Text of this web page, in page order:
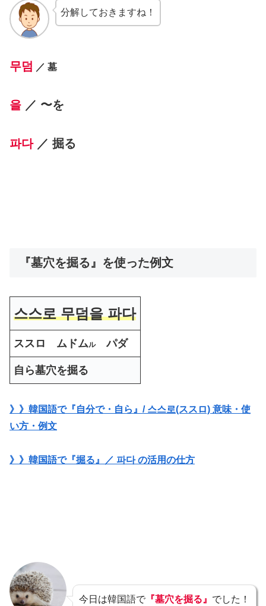
分解しておきますね！
무덤 ／ 墓
을 ／ 〜を
파다／ 掘る
『墓穴を掘る』を使った例文
스스로무덤을 파다
ススロ ムドムルパダ
自ら墓穴を掘る
》》韓国語で『自分で・自ら』/ 스스로(ススロ) 意味・使
い方・例文
》》韓国語で『掘る』／ 파다 の活用の仕方
今日は韓国語で 『墓穴を掘る』 でした！